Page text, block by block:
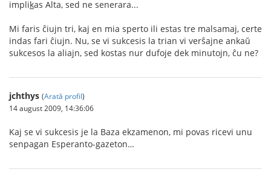
implikas Alta, sed ne senerara...
Mi faris ĉiujn tri, kaj en mia sperto ili estas tre malsamaj, certe
indas fari ĉiujn. Nu, se vi sukcesis la trian vi verŝajne ankaŭ
sukcesos la aliajn, sed kostas nur dufoje dek minutojn, ĉu ne?
jchthys (Arată profil)
14 august 2009, 14:36:06
Kaj se vi sukcesis je la Baza ekzamenon, mi povas ricevi unu
senpagan Esperanto-gazeton…